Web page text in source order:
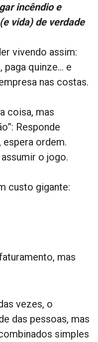
incêndio e
vida) de verdade
vivendo assim:
paga quinze… e
nas costas.
coisa, mas
Responde
ordem.
o jogo.
custo gigante:
mas
vezes, o
das pessoas, mas
simples